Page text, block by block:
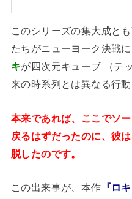
このシリーズの集大成と
たちがニューヨーク決戦
キが四次元キューブ （テ
来の時系列とは異なる行
本来であれば、ここでソ
戻るはずだったのに、彼
脱したのです。
この出来事が、本作 『ロ